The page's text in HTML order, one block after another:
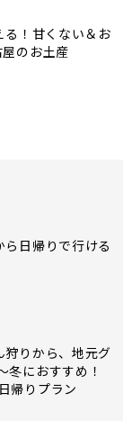
る！甘くない＆お
のお土産
ら日帰りで行ける
狩りから、地元グ
冬におすすめ！
帰りプラン